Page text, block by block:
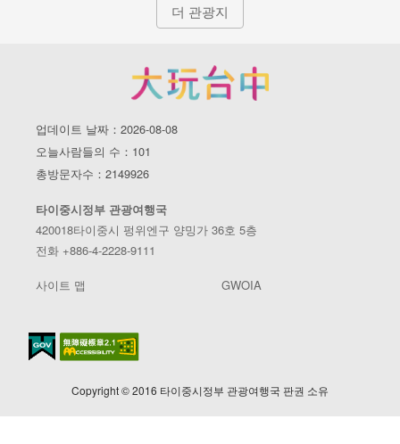
더 관광지
업데이트 날짜：2026-08-08
오늘사람들의 수：101
총방문자수：2149926
타이중시정부 관광여행국
420018타이중시 펑위엔구 양밍가 36호 5층
전화 +886-4-2228-9111
사이트 맵 GWOIA
Copyright © 2016 타이중시정부 관광여행국 판권 소유